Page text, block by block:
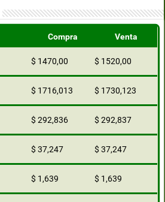
Compra Venta
$ 1470,00 $ 1520,00
$ 1716,013 $ 1730,123
$ 292,836 $ 292,837
$ 37,247 $ 37,247
$ 1,639 $ 1,639